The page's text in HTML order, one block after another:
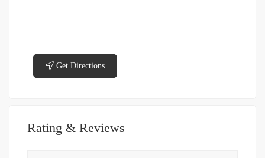
Get Directions
Rating & Reviews